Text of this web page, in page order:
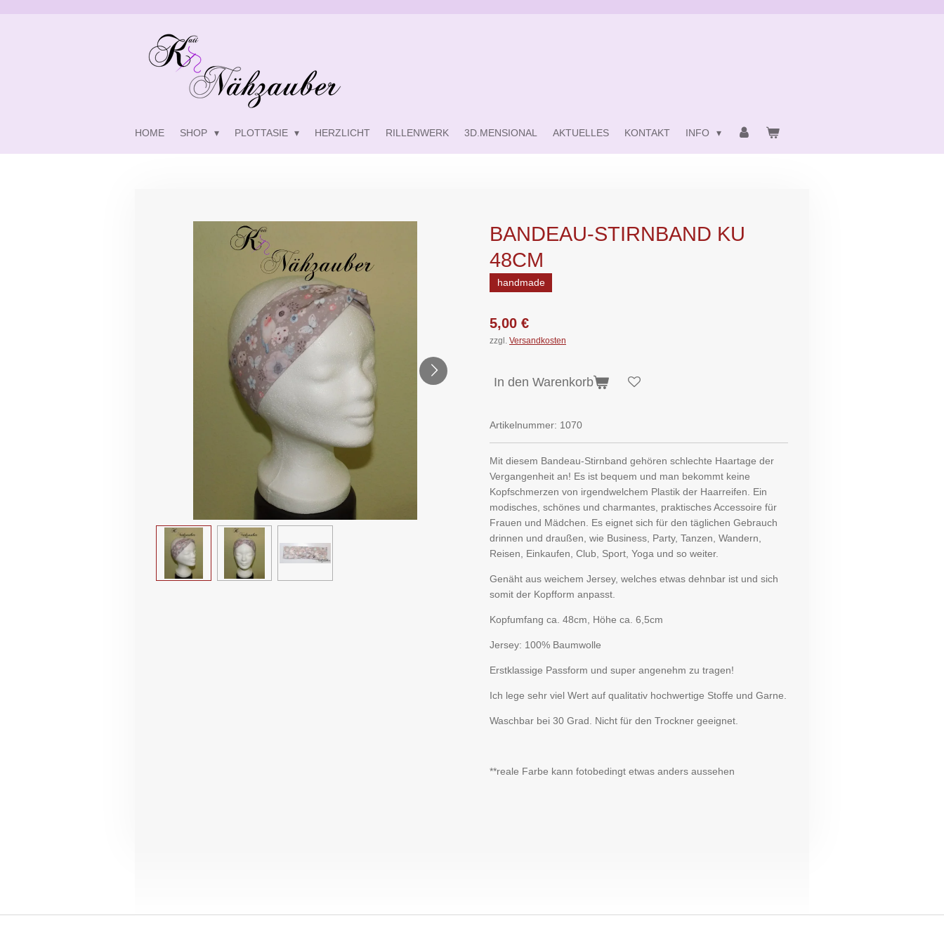
HOME SHOP PLOTTASIE HERZLICHT RILLENWERK 3D.MENSIONAL AKTUELLES KONTAKT INFO
BANDEAU-STIRNBAND KU
48CM
handmade
5,00 €
zzgl. Versandkosten
In den Warenkorb
Artikelnummer: 1070
Mit diesem Bandeau-Stirnband gehören schlechte Haartage der
Vergangenheit an! Es ist bequem und man bekommt keine
Kopfschmerzen von irgendwelchem Plastik der Haarreifen. Ein
modisches, schönes und charmantes, praktisches Accessoire für
Frauen und Mädchen. Es eignet sich für den täglichen Gebrauch
drinnen und draußen, wie Business, Party, Tanzen, Wandern,
Reisen, Einkaufen, Club, Sport, Yoga und so weiter.
Genäht aus weichem Jersey, welches etwas dehnbar ist und sich
somit der Kopfform anpasst.
Kopfumfang ca. 48cm, Höhe ca. 6,5cm
Jersey: 100% Baumwolle
Erstklassige Passform und super angenehm zu tragen!
Ich lege sehr viel Wert auf qualitativ hochwertige Stoffe und Garne.
Waschbar bei 30 Grad. Nicht für den Trockner geeignet.
**reale Farbe kann fotobedingt etwas anders aussehen